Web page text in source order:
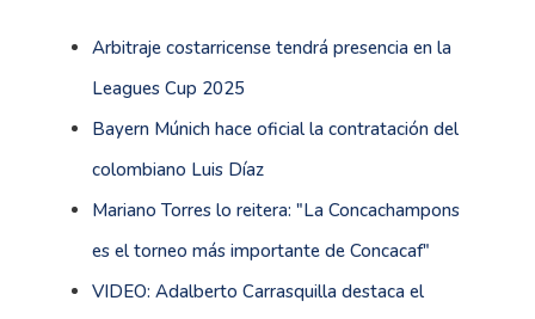
Arbitraje costarricense tendrá presencia en la
Leagues Cup 2025
Bayern Múnich hace oficial la contratación del
colombiano Luis Díaz
Mariano Torres lo reitera: "La Concachampons
es el torneo más importante de Concacaf"
VIDEO: Adalberto Carrasquilla destaca el